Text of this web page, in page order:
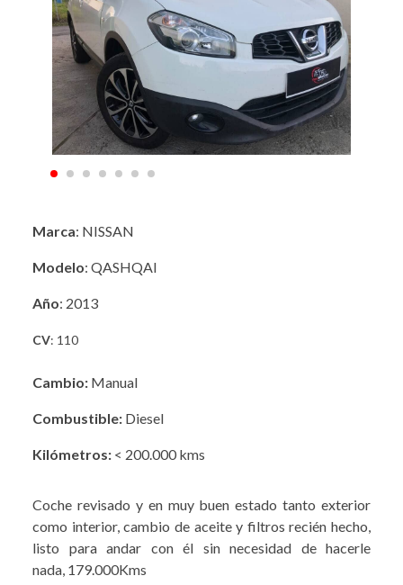
Marca: NISSAN
Modelo: QASHQAI
Año: 2013
CV: 110
Cambio: Manual
Combustible: Diesel
Kilómetros: < 200.000 kms
Coche revisado y en muy buen estado tanto exterior
como interior, cambio de aceite y filtros recién hecho,
listo para andar con él sin necesidad de hacerle
nada, 179.000Kms